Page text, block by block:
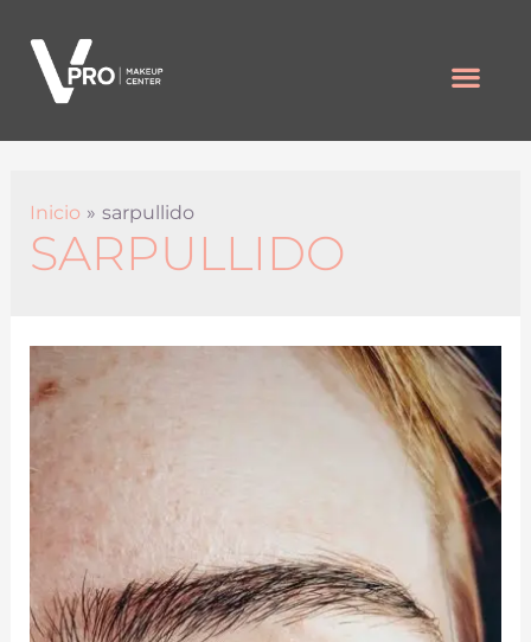
Inicio sarpullido
SARPULLIDO